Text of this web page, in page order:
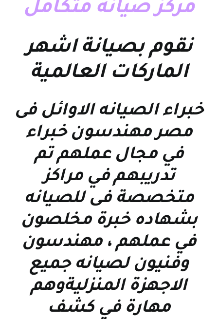
مركز صيانة متكامل
نقوم بصيانة اشهر
الماركات العالمية
خبراء الصيانه الاوائل فى
مصر مهندسون خبراء
في مجال عملهم تم
تدريبهم في مراكز
متخصصة فى للصيانه
بشهاده خبرة مخلصون
في عملهم ، مهندسون
وفنيون لصيانه جميع
الاجهزة المنزليةوهم
مهارة في كشف